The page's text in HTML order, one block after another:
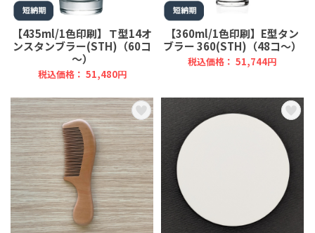
【435ml/1色印刷】Ｔ型14オ
ンスタンブラー(STH)（60コ
～）
税込価格： 51,480円
【360ml/1色印刷】E型タン
ブラー 360(STH)（48コ～）
税込価格： 51,744円